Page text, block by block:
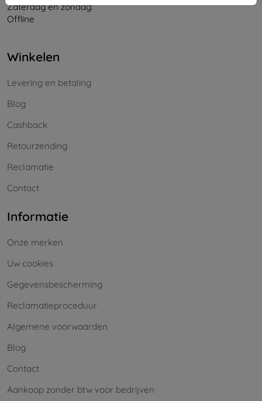
Zaterdag en zondag:
Offline
Winkelen
Levering en betaling
Blog
Cashback
Retourzending
Reclamatie
Contact
Informatie
Onze merken
Uw cookies
Gegevensbescherming
Reclamatieproceduur
Algemene voorwaarden
Blog
Contact
Aankoop zonder btw voor bedrijven